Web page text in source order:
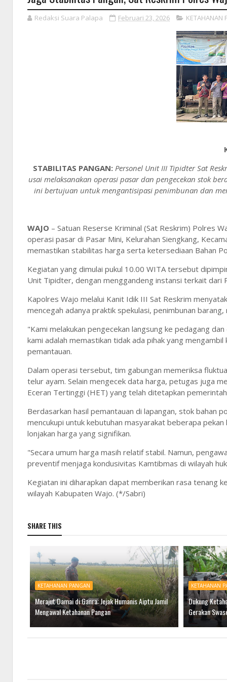
Redaksi Suara Palapa Februari 23, 2026 KETAHANAN
STABILITAS PANGAN: Personel Unit III Tipidter Sat
usai melaksanakan operasi pasar dan pengecekan stok
ini bertujuan untuk mengantisipasi penimbunan dan
WAJO – Satuan Reserse Kriminal (Sat Reskrim) Polres
operasi pasar di Pasar Mini, Kelurahan Siengkang,
memastikan stabilitas harga serta ketersediaan Bahan
Kegiatan yang dimulai pukul 10.00 WITA tersebut
Unit Tipidter, dengan menggandeng instansi terkait dari
Kapolres Wajo melalui Kanit Idik III Sat Reskrim
mencegah adanya praktik spekulasi, penimbunan
"Kami melakukan pengecekan langsung ke pedagang
kami adalah memastikan tidak ada pihak yang
pemantauan.
Dalam operasi tersebut, tim gabungan memeriksa
telur ayam. Selain mengecek data harga, petugas juga
Eceran Tertinggi (HET) yang telah ditetapkan
Berdasarkan hasil pemantauan di lapangan, stok bahan
mencukupi untuk kebutuhan masyarakat beberapa
lonjakan harga yang signifikan.
"Secara umum harga masih relatif stabil. Namun,
preventif menjaga kondusivitas Kamtibmas di wilayah
Kegiatan ini diharapkan dapat memberikan rasa tenang
wilayah Kabupaten Wajo. (*/Sabri)
SHARE THIS
KETAHANAN PANGAN
Merajut Damai di Ganra: Jejak Humanis Aiptu Jamil
Mengawal Ketahanan Pangan
KETAHANAN
Dukung
Gerakan